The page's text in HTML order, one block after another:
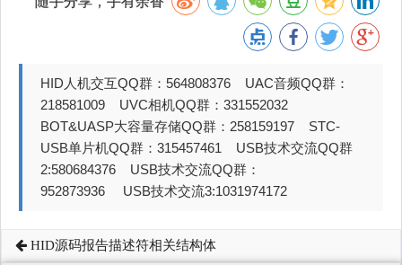
HID人机交互QQ群：564808376 UAC音频QQ群：
218581009 UVC相机QQ群：331552032
BOT&UASP大容量存储QQ群：258159197 STC-
USB单片机QQ群：315457461 USB技术交流QQ群
2:580684376 USB技术交流QQ群：
952873936 USB技术交流3:1031974172
HID源码报告描述符相关结构体